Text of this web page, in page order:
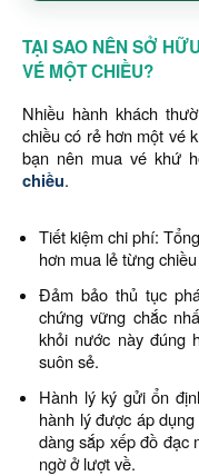
TẠI SAO NÊN SỞ
VÉ MỘT CHIỀU?
Nhiều hành khách
chiều có rẻ hơn một vé
bạn nên mua vé khứ
chiều.
Tiết kiệm chi phí:
hơn mua lẻ từng
Đảm bảo thủ tục
chứng vững chắc
khỏi nước này đúng
suôn sẻ.
Hành lý ký gửi ổn
hành lý được áp
dàng sắp xếp đồ đạc
ngờ ở lượt về.